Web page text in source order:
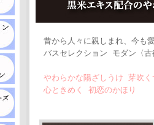
昔から人々に親しまれ、今も
バスセレクション モダン〈古
やわらかな陽ざしうけ 芽吹く
心ときめく 初恋のかほり